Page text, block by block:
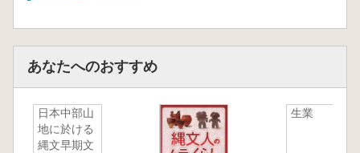
と“器種文様”からみたシステム―〔秋田かな
あなたへのおすすめ
日本中部山
地に於ける
縄文早期文
生業